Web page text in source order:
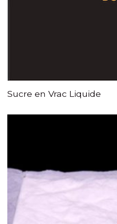
Sucre en Vrac Liquide